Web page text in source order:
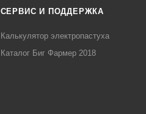
СЕРВИС И ПОДДЕРЖКА
Калькулятор электропастуха
Каталог Биг Фармер 2018